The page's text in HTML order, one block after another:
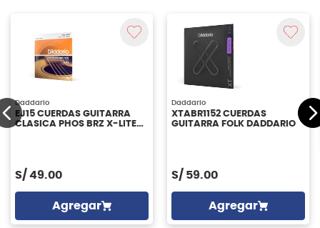
Daddario
EJ15 CUERDAS GUITARRA
CLASICA PHOS BRZ X-LITE
S/ 49.00
Agregar
Daddario
XTABR1152 CUERDAS
GUITARRA FOLK DADDARIO
S/ 59.00
Agregar